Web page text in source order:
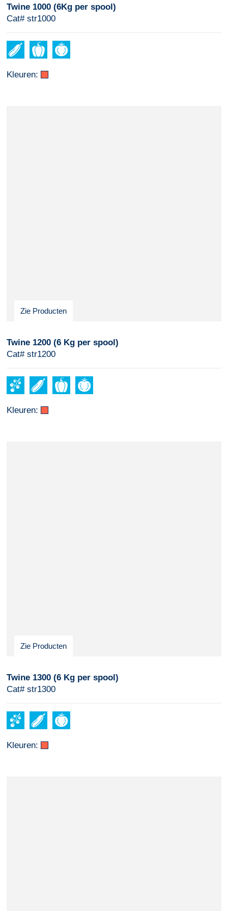
Twine 1000 (6Kg per spool)
Cat# str1000
Kleuren:
Zie Producten
Twine 1200 (6 Kg per spool)
Cat# str1200
Kleuren:
Zie Producten
Twine 1300 (6 Kg per spool)
Cat# str1300
Kleuren: